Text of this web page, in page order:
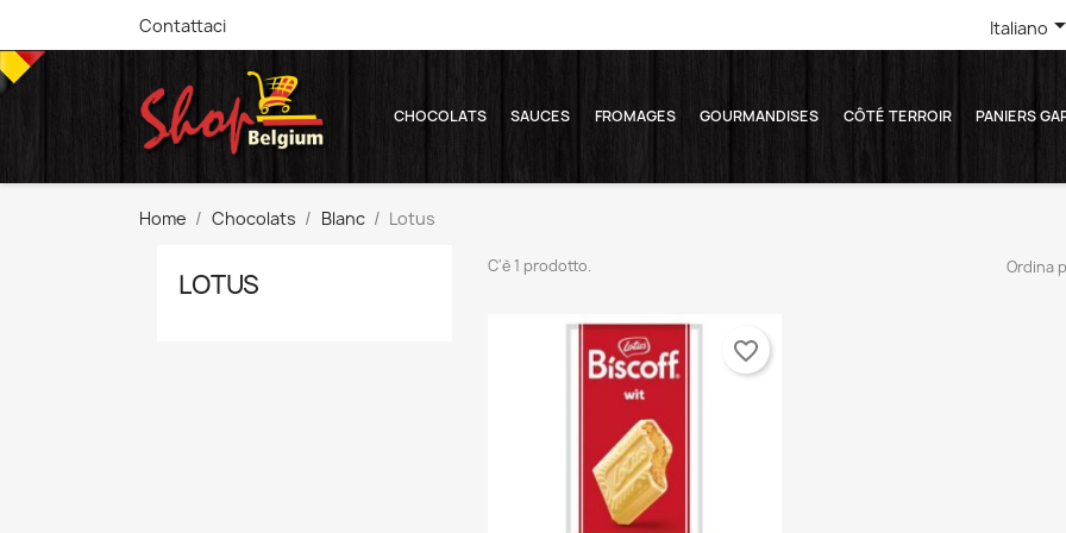
Contattaci Italiano
CHOCOLATS SAUCES FROMAGES GOURMANDISES CÔTÉ TERROIR PANIERS
Home Chocolats Blanc Lotus
LOTUS
C'è 1 prodotto. Ordina
favorite_border